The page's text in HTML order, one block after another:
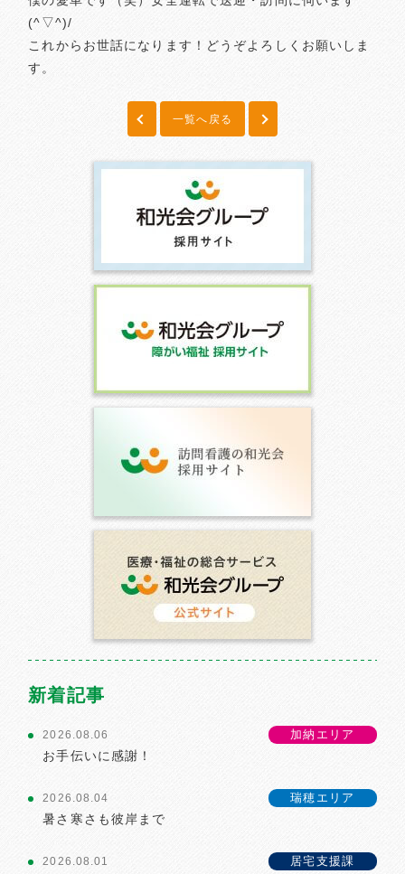
(^▽^)/
これからお世話になります！どうぞよろしくお願いしま
す。
一覧へ戻る
新着記事
2026.08.06 加納エリア
お手伝いに感謝！
2026.08.04 瑞穂エリア
暑さ寒さも彼岸まで
2026.08.01 居宅支援課